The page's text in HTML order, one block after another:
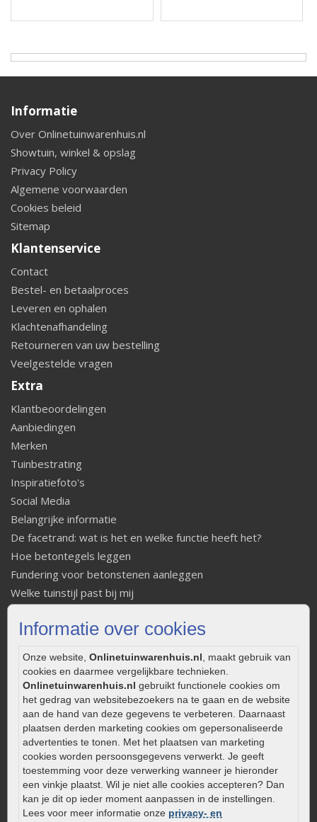
Informatie over cookies
Onze website, Onlinetuinwarenhuis.nl , maakt gebruik van
cookies en daarmee vergelijkbare technieken.
Onlinetuinwarenhuis.nl gebruikt functionele cookies om
het gedrag van websitebezoekers na te gaan en de website
aan de hand van deze gegevens te verbeteren. Daarnaast
plaatsen derden marketing cookies om gepersonaliseerde
advertenties te tonen. Met het plaatsen van marketing
cookies worden persoonsgegevens verwerkt. Je geeft
toestemming voor deze verwerking wanneer je hieronder
een vinkje plaatst. Wil je niet alle cookies accepteren? Dan
kan je dit op ieder moment aanpassen in de instellingen.
Lees voor meer informatie onze privacy- en
Informatie
Over Onlinetuinwarenhuis.nl
Showtuin, winkel & opslag
Privacy Policy
Algemene voorwaarden
Cookies beleid
Sitemap
Klantenservice
Contact
Bestel- en betaalproces
Leveren en ophalen
Klachtenafhandeling
Retourneren van uw bestelling
Veelgestelde vragen
Extra
Klantbeoordelingen
Aanbiedingen
Merken
Tuinbestrating
Inspiratiefoto's
Social Media
Belangrijke informatie
De facetrand: wat is het en welke functie heeft het?
Hoe betontegels leggen
Fundering voor betonstenen aanleggen
Welke tuinstijl past bij mij
Legverbanden gebakken bestrating
Aanlegtips voor gebakken bestrating
Zelf een terras aanleggen
Kleine stadstuin inrichten
0320 – 219170
Kaapstanderweg 41
8243 RB Lelystad
info@onlinetuinwarenhuis.nl
Routebeschrijving